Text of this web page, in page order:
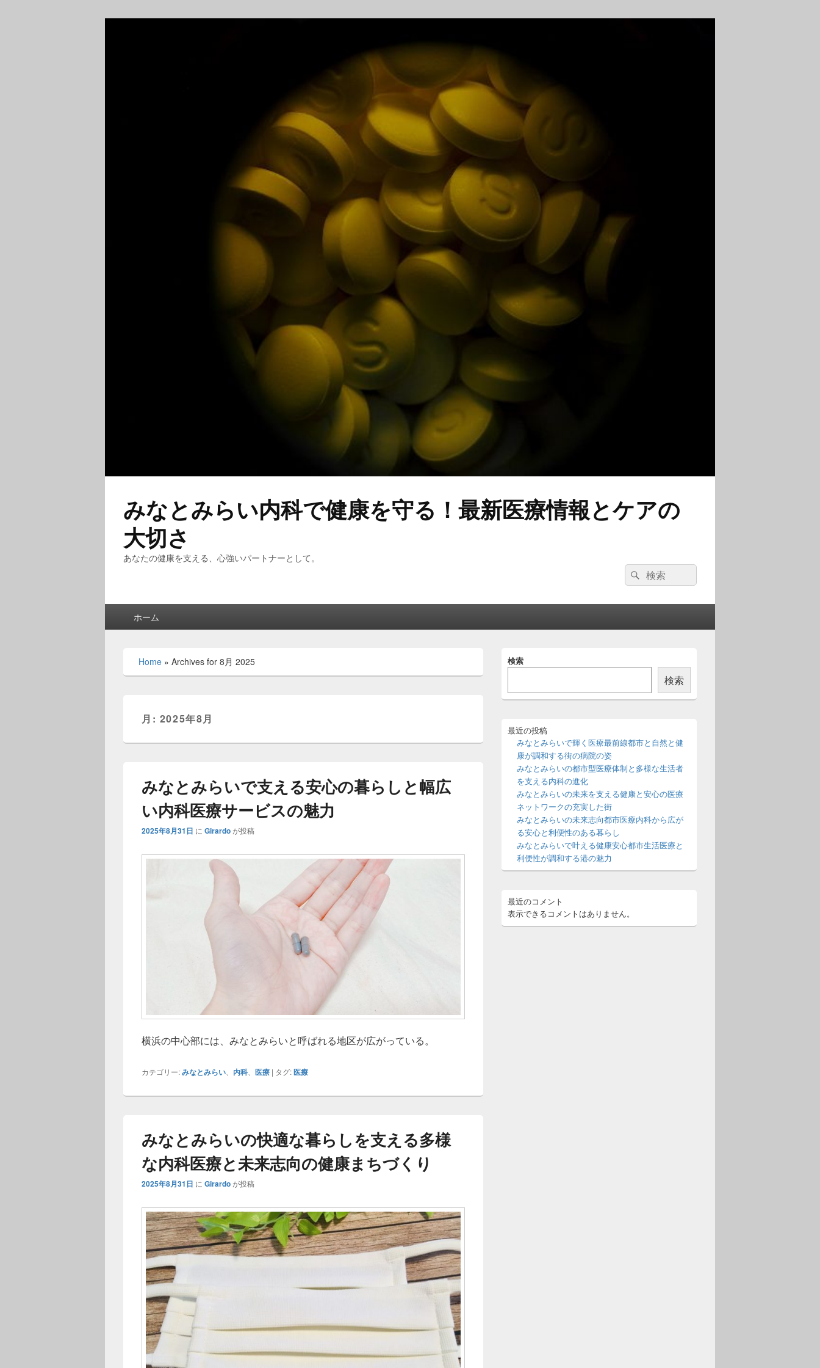
みなとみらい内科で健康を守る！最新医療情報とケアの
大切さ
あなたの健康を支える、心強いパートナーとして。
検
索:
検
索
ホーム
Home » Archives for 8月 2025
月: 2025年8月
みなとみらいで支える安心の暮らしと幅広
い内科医療サービスの魅力
2025年8月31日 に Girardoが投稿
横浜の中心部には、みなとみらいと呼ばれる地区が広がっている。
カテゴリー:みなとみらい 内科、 医療 | タグ:医療
みなとみらいの快適な暮らしを支える多様
な内科医療と未来志向の健康まちづくり
2025年8月31日 に Girardoが投稿
イ
イ
ー
検索
検索
最近の投稿
みなとみらいで輝く医療最前線都市と自然と健
康が調和する街の病院の姿
みなとみらいの都市型医療体制と多様な生活者
を支える内科の進化
みなとみらいの未来を支える健康と安心の医療
ネットワークの充実した街
みなとみらいの未来志向都市医療内科から広が
る安心と利便性のある暮らし
みなとみらいで叶える健康安心都市生活医療と
利便性が調和する港の魅力
最近のコメント
表示できるコメントはありません。